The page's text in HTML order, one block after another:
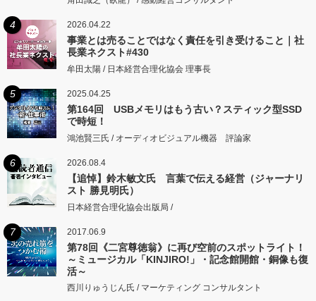
4 2026.04.22
事業とは売ることではなく責任を引き受けること｜社
長業ネクスト#430
牟田太陽 / 日本経営合理化協会 理事長
5 2025.04.25
第164回 USBメモリはもう古い？スティック型SSD
で時短！
鴻池賢三氏 / オーディオビジュアル機器 評論家
6 2026.08.4
【追悼】鈴木敏文氏 言葉で伝える経営（ジャーナリ
スト 勝見明氏）
日本経営合理化協会出版局 /
7 2017.06.9
第78回《二宮尊徳翁》に再び空前のスポットライト！
～ミュージカル「KINJIRO!」・記念館開館・銅像も復
活～
西川りゅうじん氏 / マーケティング コンサルタント